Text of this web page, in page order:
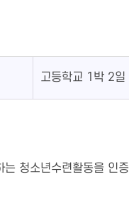
고등학교 1박 2일
청소년수련활동을 인